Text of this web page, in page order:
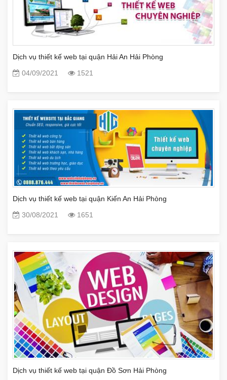
Dịch vụ thiết kế web tại quận Hải An Hải Phòng
04/09/2021
1521
Dịch vụ thiết kế web tại quận Kiến An Hải Phòng
30/08/2021
1651
Dịch vụ thiết kế web tại quận Đồ Sơn Hải Phòng